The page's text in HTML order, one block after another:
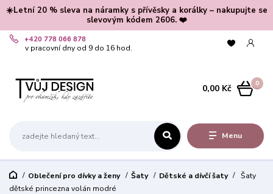
☀️Letní 20 % sleva na náramky s přívěsky a korálky – nakupujte se
slevovým kódem 2606. ❤️
Menu
+420 778 066 878
v pracovní dny od 9 do 16 hod.
0
0,00 Kč
Oblečení pro dívky a ženy Šaty Dětské a dívčí šaty
Šaty
dětské princezna volán modré